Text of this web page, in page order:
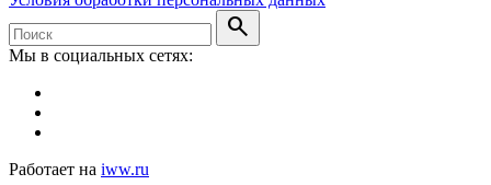
search
Мы в социальных сетях:
Работает на iww.ru